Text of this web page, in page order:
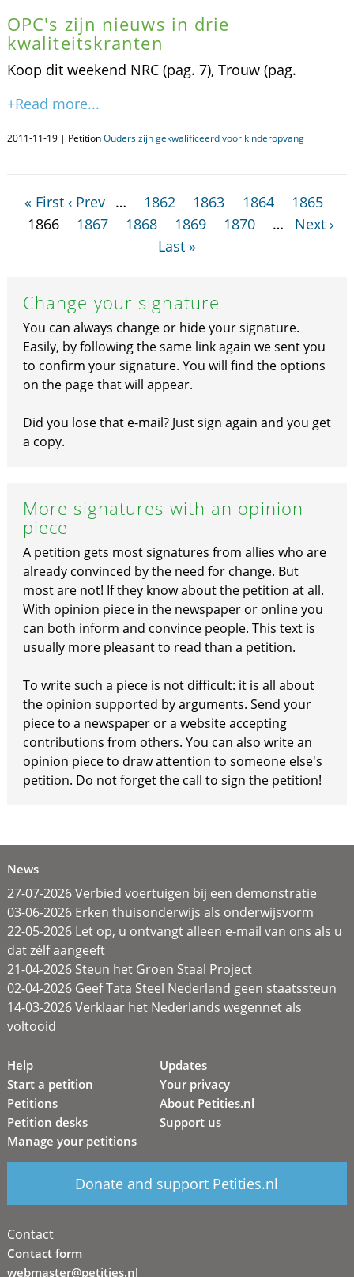
OPC's zijn nieuws in drie
kwaliteitskranten
Koop dit weekend NRC (pag. 7), Trouw (pag.
+Read more...
2011-11-19 | PetitionOuders zijn gekwalificeerd voor kinderopvang
« First ‹ Prev … 1862 1863 1864
1865
1866
1867 1868 1869 1870 …
Next ›
Last »
Change your signature
You can always change or hide your signature.
Easily, by following the same link again we sent you
to confirm your signature. You will find the options
on the page that will appear.
Did you lose that e-mail? Just sign again and you get
a copy.
More signatures with an opinion
piece
A petition gets most signatures from allies who are
already convinced by the need for change. But
most are not! If they know about the petition at all.
With opinion piece in the newspaper or online you
can both inform and convince people. This text is
usually more pleasant to read than a petition.
To write such a piece is not difficult: it is all about
the opinion supported by arguments. Send your
piece to a newspaper or a website accepting
contributions from others. You can also write an
opinion piece to draw attention to someone else's
petition. Do not forget the call to sign the petition!
News
27-07-2026 Verbied voertuigen bij een demonstratie
03-06-2026 Erken thuisonderwijs als onderwijsvorm
22-05-2026 Let op, u ontvangt alleen e-mail van ons als u
dat zélf aangeeft
21-04-2026 Steun het Groen Staal Project
02-04-2026 Geef Tata Steel Nederland geen staatssteun
14-03-2026 Verklaar het Nederlands wegennet als
voltooid
Help
Start a petition
Petitions
Petition desks
Manage your petitions
Updates
Your privacy
About Petities.nl
Support us
Donate and support Petities.nl
Contact
Contact form
webmaster@petities.nl